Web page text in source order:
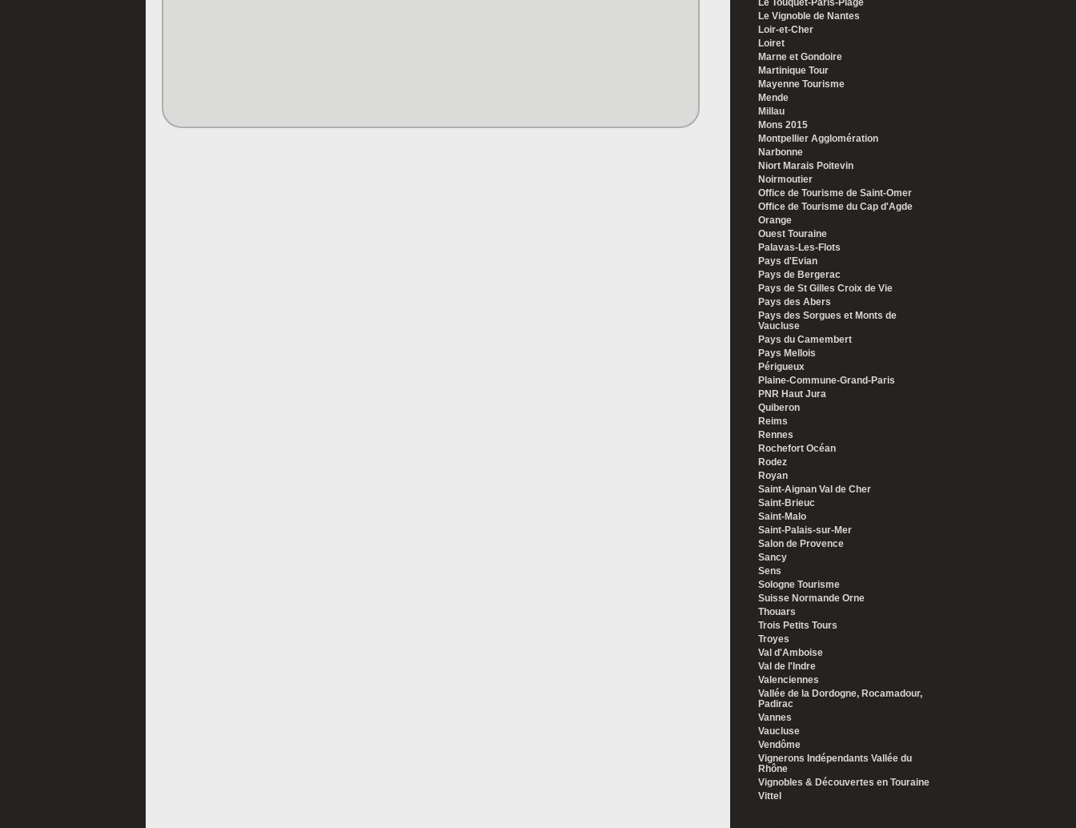
Le Touquet-Paris-Plage
Le Vignoble de Nantes
Loir-et-Cher
Loiret
Marne et Gondoire
Martinique Tour
Mayenne Tourisme
Mende
Millau
Mons 2015
Montpellier Agglomération
Narbonne
Niort Marais Poitevin
Noirmoutier
Office de Tourisme de Saint-Omer
Office de Tourisme du Cap d'Agde
Orange
Ouest Touraine
Palavas-Les-Flots
Pays d'Evian
Pays de Bergerac
Pays de St Gilles Croix de Vie
Pays des Abers
Pays des Sorgues et Monts de
Vaucluse
Pays du Camembert
Pays Mellois
Périgueux
Plaine-Commune-Grand-Paris
PNR Haut Jura
Quiberon
Reims
Rennes
Rochefort Océan
Rodez
Royan
Saint-Aignan Val de Cher
Saint-Brieuc
Saint-Malo
Saint-Palais-sur-Mer
Salon de Provence
Sancy
Sens
Sologne Tourisme
Suisse Normande Orne
Thouars
Trois Petits Tours
Troyes
Val d'Amboise
Val de l'Indre
Valenciennes
Vallée de la Dordogne, Rocamadour,
Padirac
Vannes
Vaucluse
Vendôme
Vignerons Indépendants Vallée du
Rhône
Vignobles & Découvertes en Touraine
Vittel